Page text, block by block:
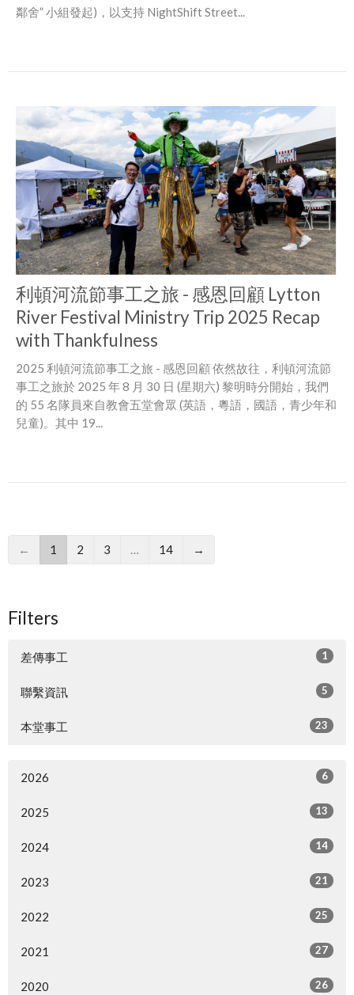
鄰舍” 小組發起)，以支持 NightShift Street...
利頓河流節事工之旅 - 感恩回顧 Lytton
River Festival Ministry Trip 2025 Recap
with Thankfulness
2025 利頓河流節事工之旅 - 感恩回顧 依然故往，利頓河流節
事工之旅於 2025 年 8 月 30 日 (星期六) 黎明時分開始，我們
的 55 名隊員來自教會五堂會眾 (英語，粵語，國語，青少年和
兒童)。其中 19...
← 1 2 3 … 14 →
Filters
差傳事工 1
聯繫資訊 5
本堂事工 23
2026 6
2025 13
2024 14
2023 21
2022 25
2021 27
2020 26